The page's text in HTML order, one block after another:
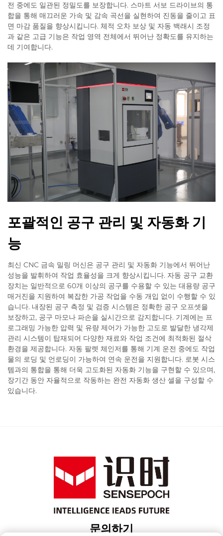
전 중에도 일관된 정밀도를 보장합니다. 스마트 서보 드라이브의 통
합을 통해 매끄러운 가속 및 감속 곡선을 실현하여 진동을 줄이고 표
면 마감 품질을 향상시킵니다. 체적 오차 보상 및 자동 백래시 조정
과 같은 고급 기능은 작업 영역 전체에서 뛰어난 정확도를 유지하는
데 기여합니다.
포괄적인 공구 관리 및 자동화 기
능
최신 CNC 금속 밀링 머신은 공구 관리 및 자동화 기능에서 뛰어난
성능을 발휘하여 작업 효율성을 크게 향상시킵니다. 자동 공구 교환
장치는 일반적으로 60개 이상의 공구를 수용할 수 있는 대용량 공구
매거진을 지원하여 복잡한 가공 작업을 수동 개입 없이 수행할 수 있
습니다. 내장된 공구 측정 및 검증 시스템은 정확한 공구 오프셋을
보장하고, 공구 마모나 파손을 실시간으로 감지합니다. 기계에는 프
로그래밍 가능한 압력 및 유량 제어가 가능한 고도로 발달한 냉각제
관리 시스템이 탑재되어 다양한 재료와 작업 조건에 최적화된 절삭
환경을 제공합니다. 자동 팔렛 체인저를 통해 기계 운전 중에도 작업
물의 로딩 및 언로딩이 가능하여 연속 운전을 지원합니다. 로봇 시스
템과의 통합을 통해 더욱 고도화된 자동화 기능을 구현할 수 있으며,
장기간 동안 자율적으로 작동하는 완전 자동화 생산 셀을 구성할 수
있습니다.
문의하기